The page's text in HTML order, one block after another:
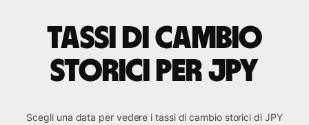
tassi di cambio
storici per JPY
Scegli una data per vedere i tassi di cambio storici di JPY